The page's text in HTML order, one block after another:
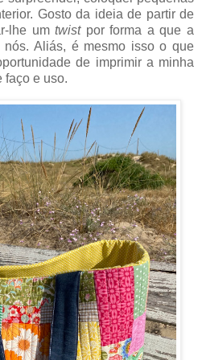
Gosto da ideia de partir de
lhe umtwistpor forma a que a
nós. Aliás, é mesmo isso o que
de imprimir a minha
faço e uso.